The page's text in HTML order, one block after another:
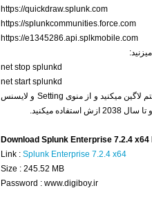
https://quickdraw.splunk.com
https://splunkcommunities.force.com
https://e1345286.api.splkmobile.com
net stop splunkd
net start splunkd
اگر سرویس های نرم افزار اجرا نشد سیستم رو ریستارت کنید. به سیستم لاگین میکنید و از منوی Setting و لایسنس
Download Splunk Enterprise 7.2.4 x64
Link : Splunk Enterprise 7.2.4 x64
Size : 245.52 MB
Password : www.digiboy.ir